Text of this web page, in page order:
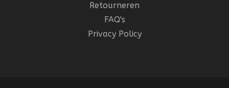
Retourneren
FAQ's
Privacy Policy